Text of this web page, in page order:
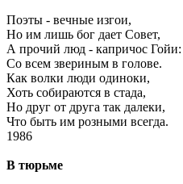
Поэты - вечные изгои,
Но им лишь бог дает Совет,
А прочий люд - капричос Гойи:
Со всем звериным в голове.
Как волки люди одиноки,
Хоть собираются в стада,
Но друг от друга так далеки,
Что быть им розными всегда.
1986
В тюрьме